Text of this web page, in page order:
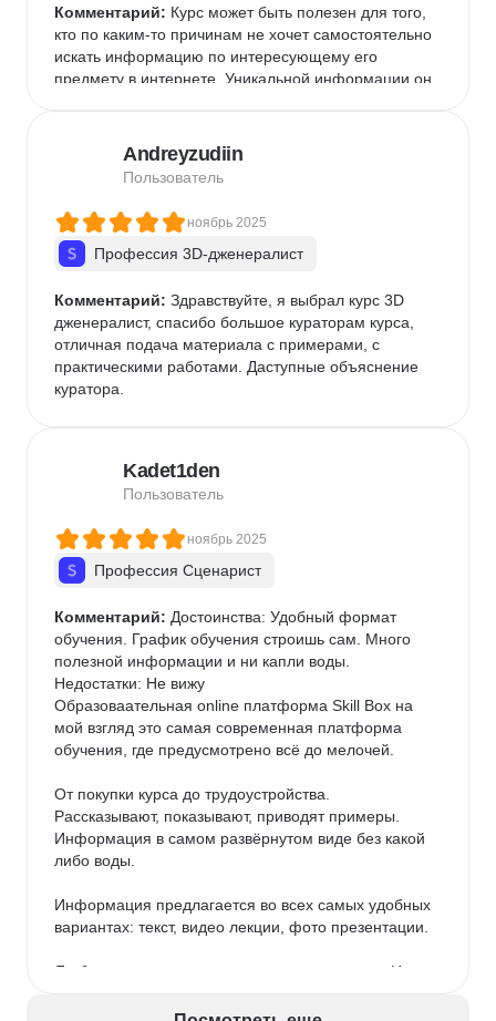
Комментарий: Курс может быть полезен для того,
кто по каким-то причинам не хочет самостоятельно
искать информацию по интересующему его
предмету в интернете. Уникальной информации он
через призму восприятия авторов.Таких денег
однозначно не стоит.
Andreyzudiin
Пользователь
ноябрь 2025
Профессия 3D-дженералист
Комментарий: Здравствуйте, я выбрал курс 3D
дженералист, спасибо большое кураторам курса,
отличная подача материала с примерами, с
практическими работами. Даступные объяснение
куратора.
Kadet1den
Пользователь
ноябрь 2025
Профессия Сценарист
Комментарий: Достоинства: Удобный формат
обучения. График обучения строишь сам. Много
полезной информации и ни капли воды.
Недостатки: Не вижу
Образоваательная online платформа Skill Box на
мой взгляд это самая современная платформа
обучения, где предусмотрено всё до мелочей.
От покупки курса до трудоустройства.
Рассказывают, показывают, приводят примеры.
Информация в самом развёрнутом виде без какой
либо воды.
Информация предлагается во всех самых удобных
вариантах: текст, видео лекции, фото презентации.
Я обучаюсь на курсе сценарного мастерства. На
лекции, презентации, а также текстовый формат.